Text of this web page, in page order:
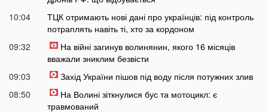
10:04
ТЦК отримають нові дані про українців: під контроль
потраплять навіть ті, хто за кордоном
09:32
На війні загинув волинянин, якого 16 місяців
вважали зниклим безвісти
09:03
Захід України пішов під воду після потужних злив
08:50
На Волині зіткнулися бус та мотоцикл: є
травмований